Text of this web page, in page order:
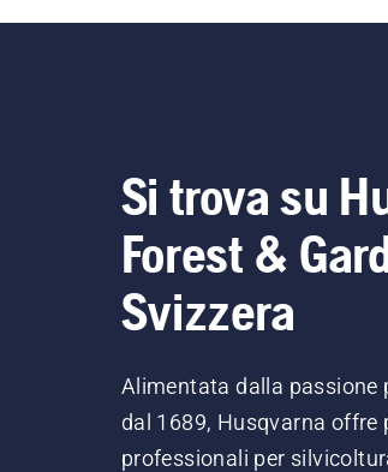
Si trova su
Forest &
Svizzera
Alimentata dalla passione
dal 1689, Husqvarna offre
professionali per